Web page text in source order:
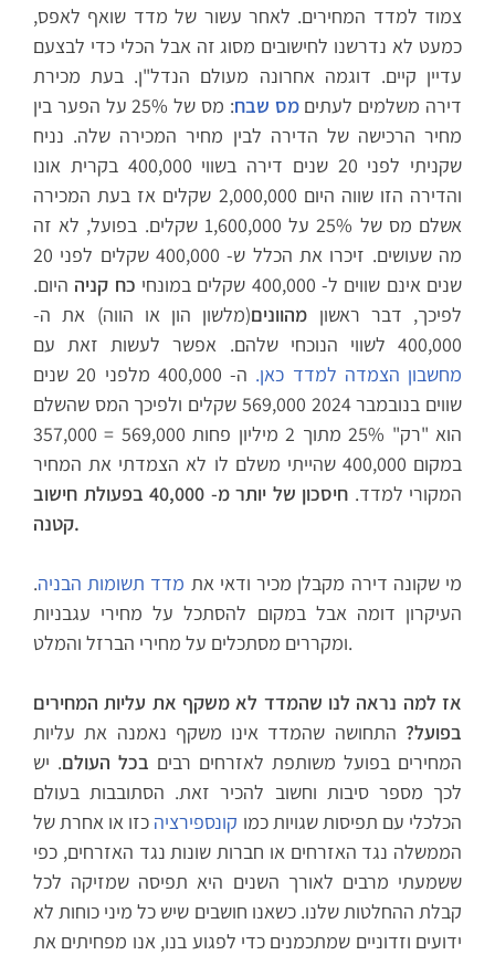
צמוד למדד המחירים. לאחר עשור של מדד שואף לאפס,
כמעט לא נדרשנו לחישובים מסוג זה אבל הכלי כדי לבצעם
עדיין קיים. דוגמה אחרונה מעולם הנדל"ן. בעת מכירת
דירה משלמים לעתיםמס שבח
: מס של 25% על הפער בין
מחיר הרכישה של הדירה לבין מחיר המכירה שלה. נניח
שקניתי לפני 20 שנים דירה בשווי 400,000 בקרית אונו
והדירה הזו שווה היום 2,000,000 שקלים אז בעת המכירה
אשלם מס של 25% על 1,600,000 שקלים. בפועל, לא זה
מה שעושים. זיכרו את הכלל ש- 400,000 שקלים לפני 20
שנים אינם שווים ל- 400,000 שקלים במונחי
כח קניה היום.
לפיכך, דבר ראשון מהוונים(מלשון הון או הווה) את ה-
400,000 לשווי הנוכחי שלהם. אפשר לעשות זאת עם
מחשבון הצמדה למדד כאן.
ה- 400,000 מלפני 20 שנים
שווים בנובמבר 2024 569,000 שקלים ולפיכך המס שהשלם
הוא "רק" 25% מתוך 2 מיליון פחות 569,000 = 357,000
במקום 400,000 שהייתי משלם לו לא הצמדתי את המחיר
המקורי למדד.
חיסכון של יותר מ- 40,000 בפעולת חישוב
קטנה.
מי שקונה דירה מקבלן מכיר ודאי את מדד תשומות הבניה.
העיקרון דומה אבל במקום להסתכל על מחירי עגבניות
ומקררים מסתכלים על מחירי הברזל והמלט.
אז למה נראה לנו שהמדד לא משקף את עליות המחירים
בפועל? התחושה שהמדד אינו משקף נאמנה את עליות
המחירים בפועל משותפת לאזרחים רבים בכל העולם. יש
לכך מספר סיבות וחשוב להכיר זאת. הסתובבות בעולם
הכלכלי עם תפיסות שגויות כמו קונספירציה כזו או אחרת של
הממשלה נגד האזרחים או חברות שונות נגד האזרחים, כפי
ששמעתי מרבים לאורך השנים היא תפיסה שמזיקה לכל
קבלת ההחלטות שלנו. כשאנו חושבים שיש כל מיני כוחות לא
ידועים וזדוניים שמתכמנים כדי לפגוע בנו, אנו מפחיתים את